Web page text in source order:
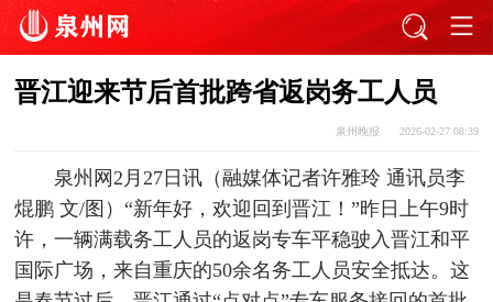
晋江迎来节后首批跨省返岗务工人员
泉州晚报 2026-02-27 08:39
泉州网2月27日讯（融媒体记者许雅玲 通讯员李
焜鹏 文/图）“新年好，欢迎回到晋江！”昨日上午9时
许，一辆满载务工人员的返岗专车平稳驶入晋江和平
国际广场，来自重庆的50余名务工人员安全抵达。这